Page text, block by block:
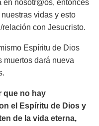
en nosotr@os, entonces
vidas y esto
con Jesucristo.
Espíritu de Dios
muertos dará nueva
que no hay
el Espíritu de Dios y
de la vida eterna,